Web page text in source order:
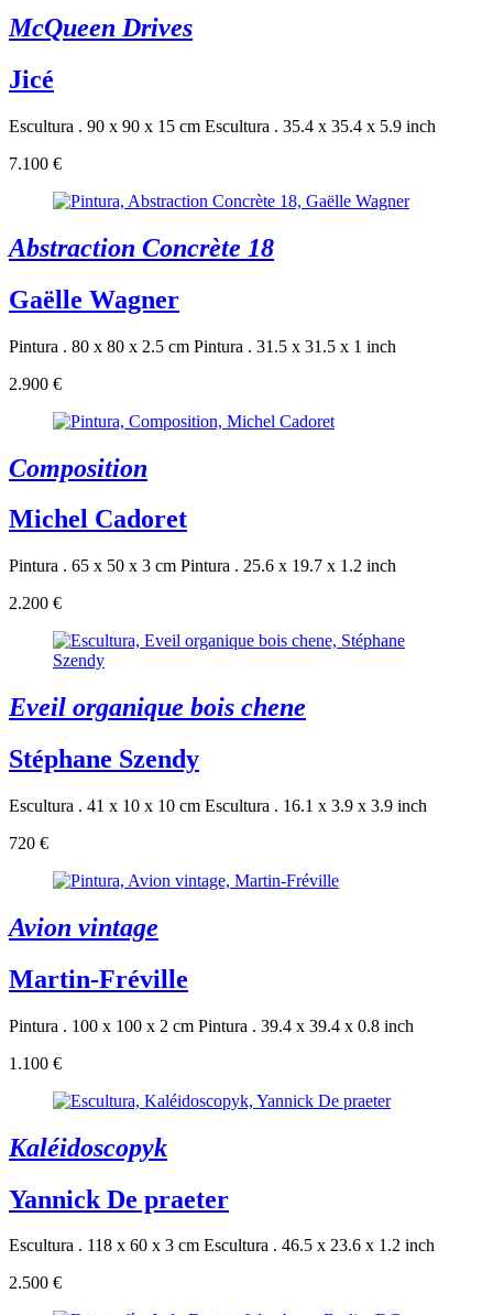
McQueen Drives
Jicé
Escultura . 90 x 90 x 15 cm Escultura . 35.4 x 35.4 x 5.9 inch
7.100 €
Abstraction Concrète 18
Gaëlle Wagner
Pintura . 80 x 80 x 2.5 cm Pintura . 31.5 x 31.5 x 1 inch
2.900 €
Composition
Michel Cadoret
Pintura . 65 x 50 x 3 cm Pintura . 25.6 x 19.7 x 1.2 inch
2.200 €
Eveil organique bois chene
Stéphane Szendy
Escultura . 41 x 10 x 10 cm Escultura . 16.1 x 3.9 x 3.9 inch
720 €
Avion vintage
Martin-Fréville
Pintura . 100 x 100 x 2 cm Pintura . 39.4 x 39.4 x 0.8 inch
1.100 €
Kaléidoscopyk
Yannick De praeter
Escultura . 118 x 60 x 3 cm Escultura . 46.5 x 23.6 x 1.2 inch
2.500 €